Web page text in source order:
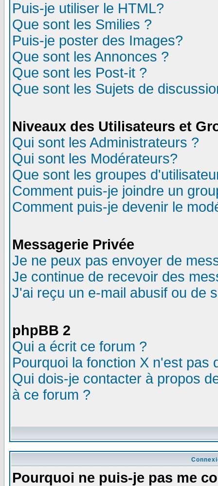
Puis-je utiliser le HTML?
Que sont les Smilies ?
Puis-je poster des Images?
Que sont les Annonces ?
Que sont les Post-it ?
Que sont les Sujets de
Niveaux des Utilisateurs et
Qui sont les Administrateurs ?
Qui sont les Modérateurs?
Que sont les groupes
Comment puis-je joindre un
Comment puis-je devenir le
Messagerie Privée
Je ne peux pas envoyer de
Je continue de recevoir des
J'ai reçu un e-mail abusif ou de
phpBB 2
Qui a écrit ce forum ?
Pourquoi la fonction X n'est pas
Qui dois-je contacter à propos
à ce forum ?
Pourquoi ne puis-je pas me